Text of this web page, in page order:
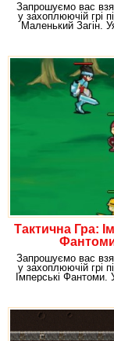
Запрошуємо вас
у захоплюючій грі
Маленький Загін.
Тактична Гра:
Запрошуємо вас
у захоплюючій грі
Імперські Фантоми.